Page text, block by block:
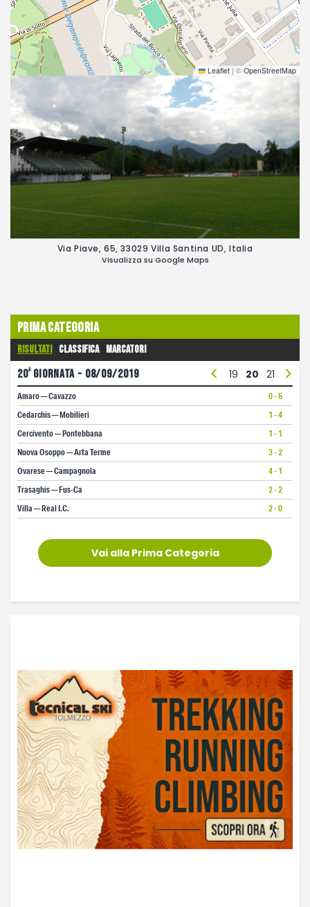
Leaflet | © OpenStreetMap
Via Piave, 65, 33029 Villa Santina UD, Italia
Visualizza su Google Maps
Prima Categoria
Risultati Classifica Marcatori
20agiornata - 08/09/2019
8 9 10 11 12 13 14 18 19 20 21 22
< >
Amaro — Cavazzo
0 - 5
Cedarchis — Mobilieri
1 - 4
Cercivento — Pontebbana
1 - 1
Nuova Osoppo — Arta Terme
3 - 2
Ovarese — Campagnola
4 - 1
Trasaghis — Fus-Ca
2 - 2
Villa — Real I.C.
2 - 0
Vai alla Prima Categoria